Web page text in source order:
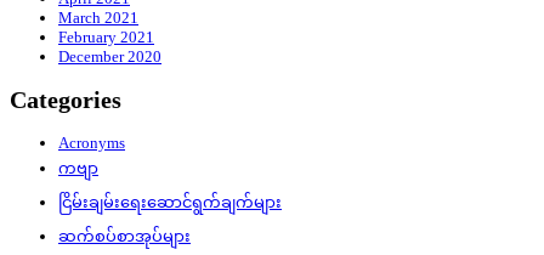
March 2021
February 2021
December 2020
Categories
Acronyms
ကဗျာ
ငြိမ်းချမ်းရေးဆောင်ရွက်ချက်များ
ဆက်စပ်စာအုပ်များ